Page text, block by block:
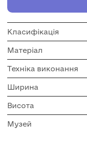
Класифікація
Матеріал
Техніка виконання
Ширина
Висота
Музей